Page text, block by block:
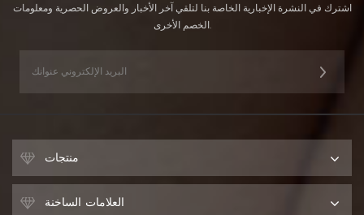
اشترك في النشرة الإخبارية الخاصة بنا لتلقي آخر الأخبار والعروض الحصرية ومعلومات
الخصم الأخرى.
منتجات
العلامات الساخنة